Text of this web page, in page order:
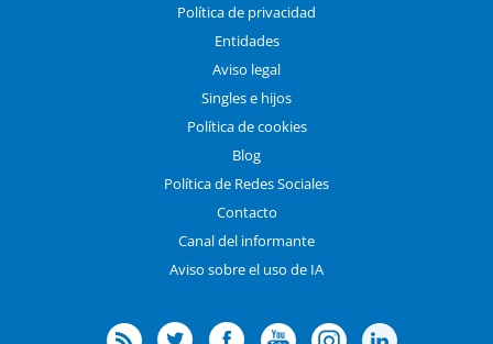
Política de privacidad
Entidades
Aviso legal
Singles e hijos
Política de cookies
Blog
Política de Redes Sociales
Contacto
Canal del informante
Aviso sobre el uso de IA